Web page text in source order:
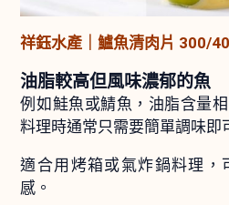
祥鈺水產｜鱸魚清肉片 300/
油脂較高但風味濃郁的魚
例如鮭魚或鯖魚，油脂含量
料理時通常只需要簡單調味即
適合用烤箱或氣炸鍋料理，
感。